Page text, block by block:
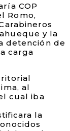
COP
Romo,
y la
detención de
carga
al
cual iba
la